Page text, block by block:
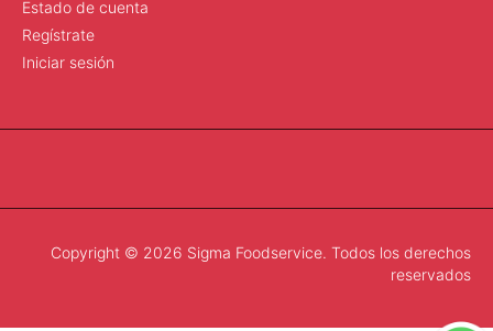
Estado de cuenta
Regístrate
Iniciar sesión
Copyright © 2026 Sigma Foodservice. Todos los derechos
reservados